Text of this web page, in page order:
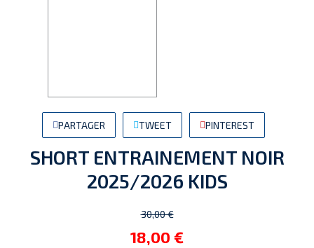
PARTAGER TWEET PINTEREST
SHORT ENTRAINEMENT NOIR
2025/2026 KIDS
30,00 €
18,00 €